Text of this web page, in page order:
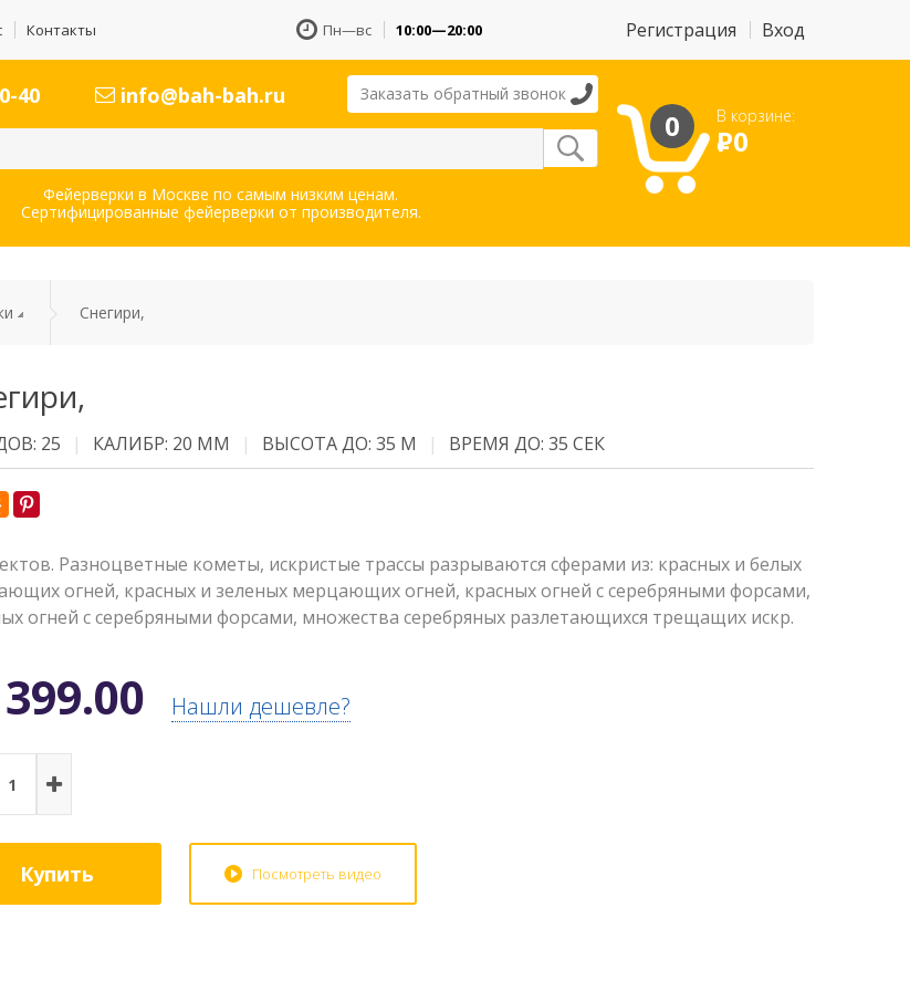
Контакты Пн—вс 10:00—20:00 Регистрация Вход
40 info@bah-bah.ru Заказать обратный звонок
Фейерверки в Москве по самым низким ценам.
Сертифицированные фейерверки от производителя.
0 В корзине:
Р0
Снегири,
25 КАЛИБР: 20 ММ ВЫСОТА ДО: 35 М ВРЕМЯ ДО: 35 СЕК
Разноцветные кометы, искристые трассы разрываются сферами из: красных и белых
огней, красных и зеленых мерцающих огней, красных огней с серебряными форсами,
огней с серебряными форсами, множества серебряных разлетающихся трещащих искр.
Нашли дешевле?
Купить Посмотреть видео